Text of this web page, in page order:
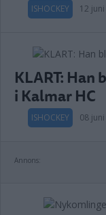
ISHOCKEY 12
KLART: Han
i Kalmar HC
ISHOCKEY 08
Annons: